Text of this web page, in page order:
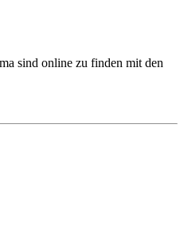
sind online zu finden mit den